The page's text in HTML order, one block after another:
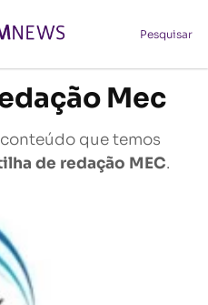
Pesquisar
Mec
que temos
de redação MEC.